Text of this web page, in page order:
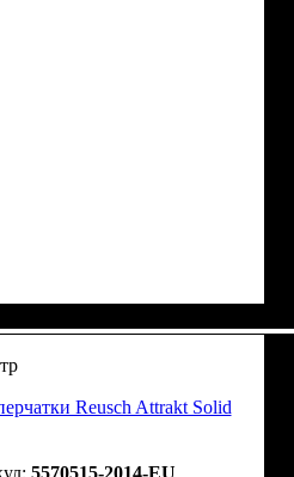
Reusch Attrakt Solid
5570515-2014-EU